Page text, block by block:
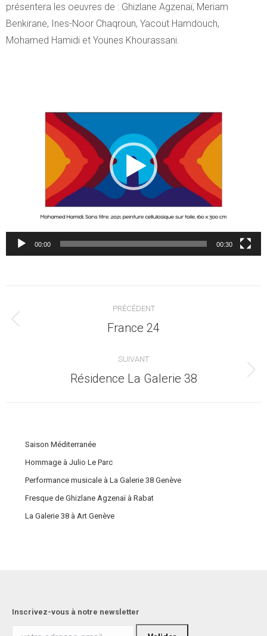
présentera les oeuvres de : Ghizlane Agzenaï, Meriam
Benkirane, Ines-Noor Chaqroun, Yacout Hamdouch,
Mohamed Hamidi et Younes Khourassani.
00:00 00:30
article
PRÉCÉDENT
Article
:
France 24
SUIVANT
Article
Résidence La Galerie 38
Saison Méditerranée
Hommage à Julio Le Parc
Performance musicale à La Galerie 38 Genève
Fresque de Ghizlane Agzenaï à Rabat
La Galerie 38 à Art Genève
Inscrivez-vous à notre newsletter